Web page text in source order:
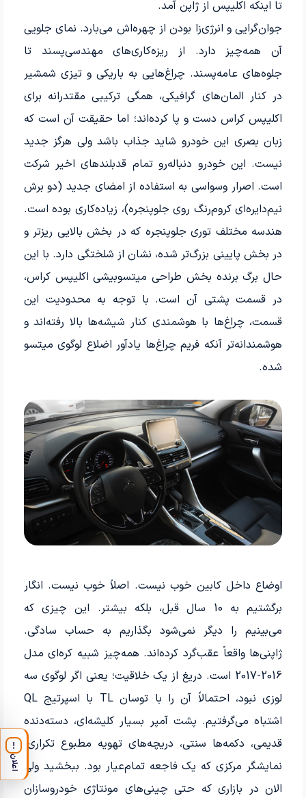
تا اینکه اکلیپس از ژاپن آمد.
جوان‌گرایی و انرژی‌زا بودن از چهره‌اش می‌بارد. نمای جلویی
آن همه‌چیز دارد. از ریزه‌کاری‌های مهندسی‌پسند تا
جلوه‌های عامه‌پسند. چراغ‌هایی به باریکی و تیزی شمشیر
در کنار المان‌های گرافیکی، همگی ترکیبی مقتدرانه برای
اکلیپس کراس دست و پا کرده‌اند؛ اما حقیقت آن است که
زبان بصری این خودرو شاید جذاب باشد ولی هرگز جدید
نیست. این خودرو دنباله‌رو تمام قدبلندهای اخیر شرکت
است. اصرار وسواسی به استفاده از امضای جدید (دو برش
نیم‌دایره‌ای کروم‌رنگ روی جلوپنجره)، زیاده‌کاری بوده است.
هندسه مختلف توری جلوپنجره که در بخش بالایی ریزتر و
در بخش پایینی بزرگ‌تر شده، نشان از شلختگی دارد. با این
حال برگ برنده بخش طراحی میتسوبیشی اکلیپس کراس،
در قسمت پشتی آن است. با توجه به محدودیت این
قسمت، چراغ‌ها با هوشمندی کنار شیشه‌ها بالا رفته‌اند و
هوشمندانه‌تر آنکه فریم چراغ‌ها یادآور اضلاع لوگوی میتسو
شده.
اوضاع داخل کابین خوب نیست. اصلاً خوب نیست. انگار
برگشتیم به 10 سال قبل، بلکه بیشتر. این چیزی که
می‌بینیم را دیگر نمی‌شود بگذاریم به حساب سادگی.
ژاپنی‌ها واقعاً عقب‌گرد کرده‌اند. همه‌چیز شبیه کره‌ای مدل
2016-2017 است. دریغ از یک خلاقیت؛ یعنی اگر لوگوی سه
لوزی نبود، احتمالاً آن را با توسان TL با اسپرتیج QL
اشتباه می‌گرفتیم. پشت آمپر بسیار کلیشه‌ای، دسته‌دنده
قدیمی، دکمه‌ها سنتی، دریچه‌های تهویه مطبوع تکراری.
نمایشگر مرکزی که یک فاجعه تمام‌عیار بود. ببخشید ولی
الان در بازاری که حتی چینی‌های مونتاژی خودروسازان
!
اعلان